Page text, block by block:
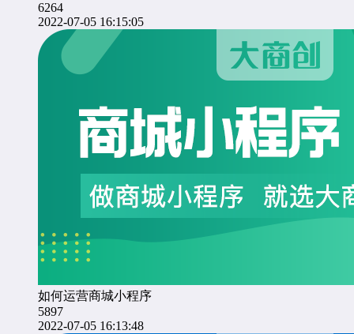
6264
2022-07-05 16:15:05
如何运营商城小程序
5897
2022-07-05 16:13:48